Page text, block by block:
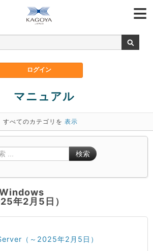
マニュアル
すべてのカテゴリを 表示
検索
Windows
年2月5日）
（～2025年2月5日）